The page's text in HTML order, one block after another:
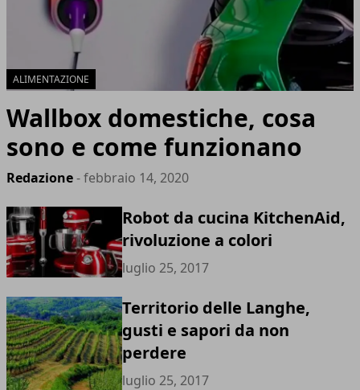
ALIMENTAZIONE
Wallbox domestiche, cosa
sono e come funzionano
Redazione- febbraio 14, 2020
Robot da cucina KitchenAid,
rivoluzione a colori
luglio 25, 2017
Territorio delle Langhe,
gusti e sapori da non
perdere
luglio 25, 2017